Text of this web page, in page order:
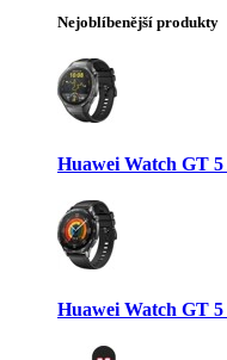
Nejoblíbenější produkty
Huawei Watch GT
Huawei Watch GT